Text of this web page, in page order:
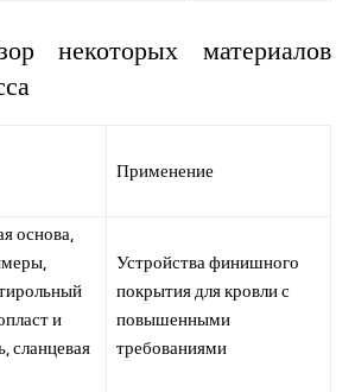
некоторых материалов
Применение
основа,
и
сланцевая
Устройства финишного
покрытия для кровли с
повышенными
требованиями